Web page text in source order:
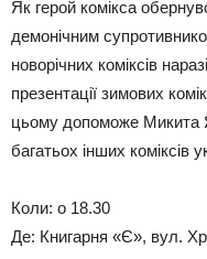
Як герой комікса
демонічним
новорічних коміксів
презентації зимових
цьому допоможе Микита
багатьох інших коміксів
Коли: о 18.30
Де: Книгарня «Є», вул.